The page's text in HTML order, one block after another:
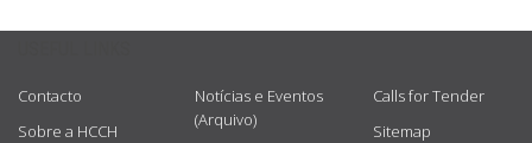
Contacto
Sobre a HCCH
Notícias e Eventos
(Arquivo)
Calls for Tender
Sitemap